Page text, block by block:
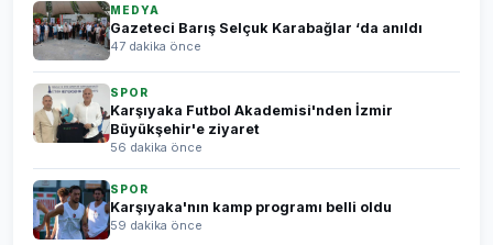
MEDYA
Gazeteci Barış Selçuk Karabağlar ‘da anıldı
47 dakika önce
SPOR
Karşıyaka Futbol Akademisi'nden İzmir
Büyükşehir'e ziyaret
56 dakika önce
SPOR
Karşıyaka'nın kamp programı belli oldu
59 dakika önce